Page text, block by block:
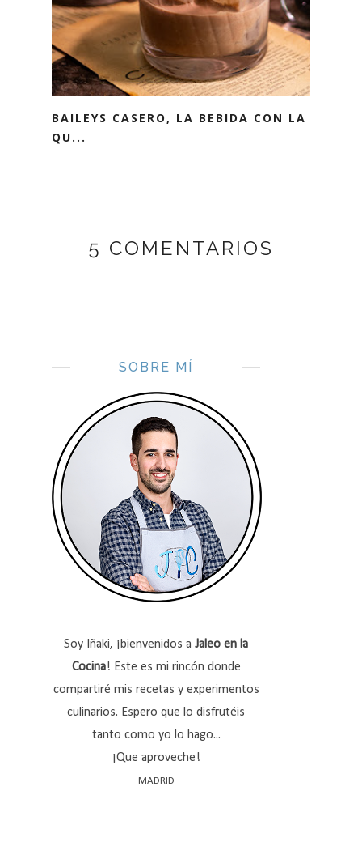
BAILEYS CASERO, LA BEBIDA CON LA
QU...
5 COMENTARIOS
SOBRE MÍ
Soy Iñaki, ¡bienvenidos a Jaleo en la
Cocina! Este es mi rincón donde
compartiré mis recetas y experimentos
culinarios. Espero que lo disfrutéis
tanto como yo lo hago...
¡Que aproveche!
MADRID